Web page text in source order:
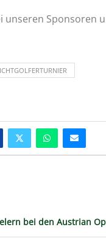
unseren Sponsoren
bei den Austrian